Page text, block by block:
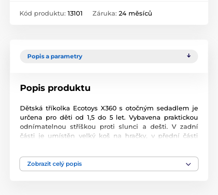
Kód produktu: 13101 Záruka: 24 měsíců
Popis a parametry
Popis produktu
Dětská tříkolka Ecotoys X360 s otočným sedadlem je
určena pro děti od 1,5 do 5 let. Vybavena praktickou
odnímatelnou stříškou proti slunci a dešti. V zadní
části je umístěn velký koš na hračky, v přední části
pevných plastových ráfcích. Madlo a 3 bodové
bezpečnostní pásy zabraňují vypadnutí dítěte z
Zobrazit celý popis